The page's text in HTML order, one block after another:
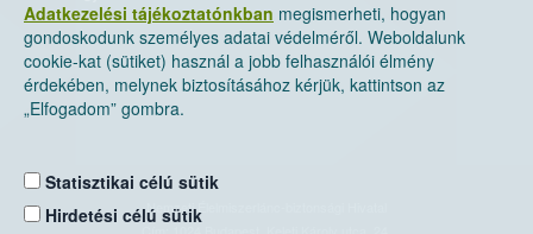
Adatkezelési tájékoztatónkban megismerheti, hogyan
gondoskodunk személyes adatai védelméről. Weboldalunk
cookie-kat (sütiket) használ a jobb felhasználói élmény
érdekében, melynek biztosításához kérjük, kattintson az
„Elfogadom” gombra.
Statisztikai célú sütik
Hirdetési célú sütikNemzeti Élelmiszerlánc-biztonsági Hivatal